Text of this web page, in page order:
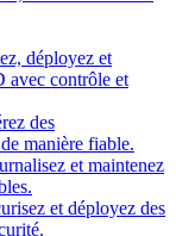
déployez et
avec contrôle et
des
manière fiable.
et maintenez
et déployez des